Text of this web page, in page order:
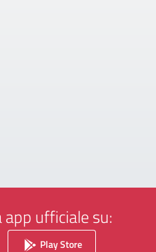
app ufficiale su:
Play Store